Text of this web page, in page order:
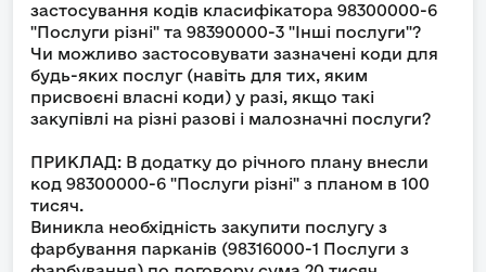
застосування кодів класифікатора 98300000-6
"Послуги різні" та 98390000-3 "Інші послуги"?
Чи можливо застосовувати зазначені коди для
будь-яких послуг (навіть для тих, яким
присвоєні власні коди) у разі, якщо такі
закупівлі на різні разові і малозначні послуги?
ПРИКЛАД: В додатку до річного плану внесли
код 98300000-6 "Послуги різні" з планом в 100
тисяч.
Виникла необхідність закупити послугу з
фарбування парканів (98316000-1 Послуги з